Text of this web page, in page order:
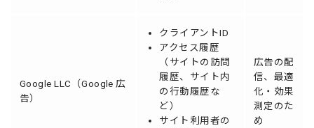
Google LLC（Google 広
告）
クライアントID
アクセス履歴
（サイトの訪問
履歴、サイト内
の行動履歴な
ど）
サイト利用者の
広告の配
信、最適
化・効果
測定のた
め